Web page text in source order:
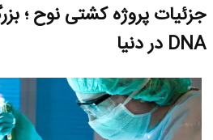
جزئیات پروژه کشتی نوح ؛
DNA در دنیا